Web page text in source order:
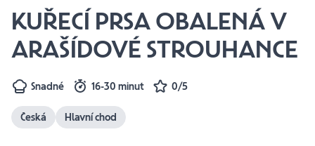
KUŘECÍ PRSA OBALENÁ V
ARAŠÍDOVÉ STROUHANCE
Snadné 16-30 minut 0/5
Česká Hlavní chod